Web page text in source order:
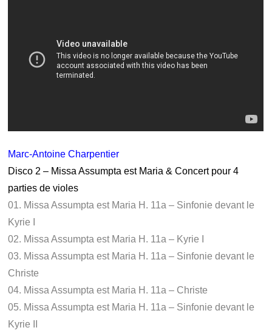
Marc-Antoine Charpentier
Disco 2 – Missa Assumpta est Maria & Concert pour 4
parties de violes
01. Missa Assumpta est Maria H. 11a – Sinfonie devant le
Kyrie I
02. Missa Assumpta est Maria H. 11a – Kyrie I
03. Missa Assumpta est Maria H. 11a – Sinfonie devant le
Christe
04. Missa Assumpta est Maria H. 11a – Christe
05. Missa Assumpta est Maria H. 11a – Sinfonie devant le
Kyrie II